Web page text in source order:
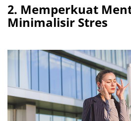
2. Memperkuat
Minimalisir Stres